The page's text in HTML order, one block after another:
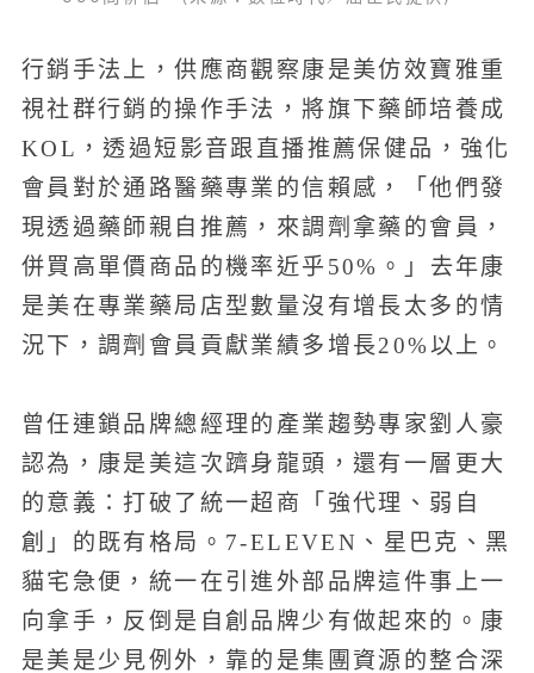
行銷手法上，供應商觀察康是美仿效寶雅重
視社群行銷的操作手法，將旗下藥師培養成
KOL，透過短影音跟直播推薦保健品，強化
會員對於通路醫藥專業的信賴感，「他們發
現透過藥師親自推薦，來調劑拿藥的會員，
併買高單價商品的機率近乎50%。」去年康
是美在專業藥局店型數量沒有增長太多的情
況下，調劑會員貢獻業績多增長20%以上。
曾任連鎖品牌總經理的產業趨勢專家劉人豪
認為，康是美這次躋身龍頭，還有一層更大
的意義：打破了統一超商「強代理、弱自
創」的既有格局。7-ELEVEN、星巴克、黑
貓宅急便，統一在引進外部品牌這件事上一
向拿手，反倒是自創品牌少有做起來的。康
是美是少見例外，靠的是集團資源的整合深